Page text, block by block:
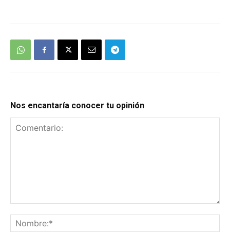
Nos encantaría conocer tu opinión